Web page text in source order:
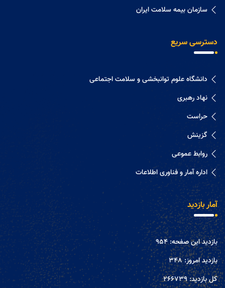
سازمان بیمه سلامت ایران
دسترسی سریع
دانشگاه علوم توانبخشی و سلامت اجتماعی
نهاد رهبری
حراست
گزینش
روابط عموعی
اداره آمار و فناوری اطلاعات
آمار بازدید
بازدید این صفحه:954
بازدید امروز:348
کل بازدید:266739